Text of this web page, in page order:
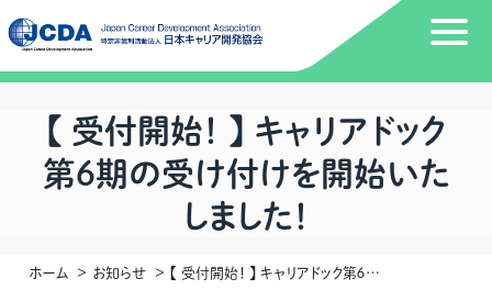
【 受付開始！ 】 キャリアドック
第６期の受け付けを開始いた
しました！
ホーム お知らせ 【 受付開始！ 】 キャリアドック第６期の受け付けを開始いたしました！